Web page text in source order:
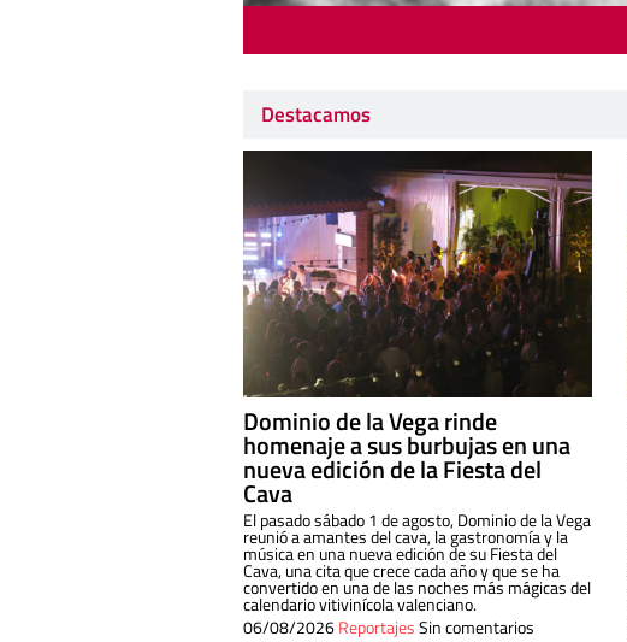
Destacamos
Dominio de la Vega rinde
homenaje a sus burbujas en una
nueva edición de la Fiesta del
Cava
El pasado sábado 1 de agosto, Dominio de la Vega
reunió a amantes del cava, la gastronomía y la
música en una nueva edición de su Fiesta del
Cava, una cita que crece cada año y que se ha
convertido en una de las noches más mágicas del
calendario vitivinícola valenciano.
06/08/2026ReportajesSin comentarios